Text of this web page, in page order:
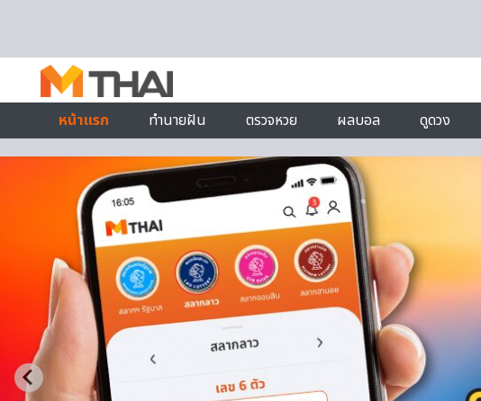
หน้าแรก
ทำนายฝัน ตรวจหวย ผลบอล ดูดวง